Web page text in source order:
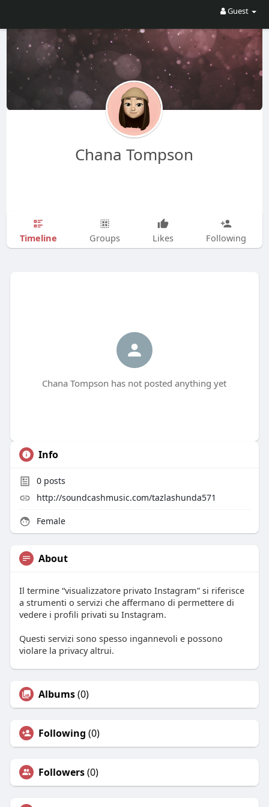
Guest
Chana Tompson
Timeline Groups Likes Following
Chana Tompson has not posted anything yet
Info
0posts
http://soundcashmusic.com/tazlashunda571
Female
About
Il termine “visualizzatore privato Instagram” si riferisce
a strumenti o servizi che affermano di permettere di
vedere i profili privati su Instagram.
Questi servizi sono spesso ingannevoli e possono
violare la privacy altrui.
Albums(0)
Following (0)
Followers(0)